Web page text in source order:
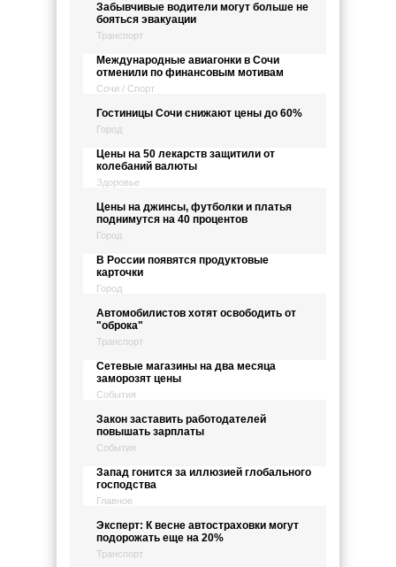
Забывчивые водители могут больше не
бояться эвакуации
Транспорт
Международные авиагонки в Сочи
отменили по финансовым мотивам
Сочи / Спорт
Гостиницы Сочи снижают цены до 60%
Город
Цены на 50 лекарств защитили от
колебаний валюты
Здоровье
Цены на джинсы, футболки и платья
поднимутся на 40 процентов
Город
В России появятся продуктовые
карточки
Город
Автомобилистов хотят освободить от
"оброка"
Транспорт
Сетевые магазины на два месяца
заморозят цены
События
Закон заставить работодателей
повышать зарплаты
События
Запад гонится за иллюзией глобального
господства
Главное
Эксперт: К весне автостраховки могут
подорожать еще на 20%
Транспорт